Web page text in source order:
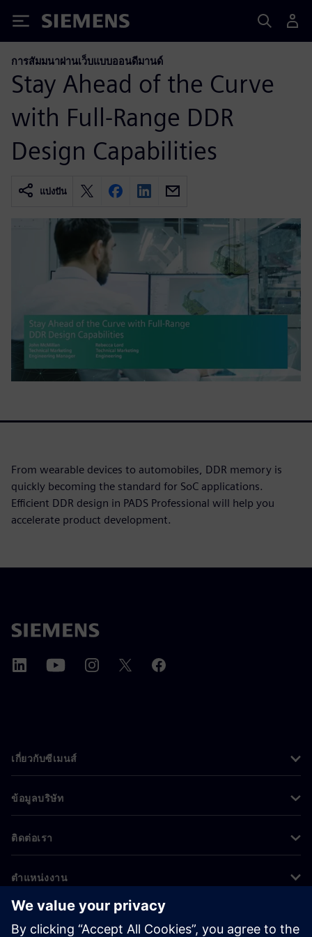
Siemens
การสัมมนาผ่านเว็บแบบออนดีมานด์
Stay Ahead of the Curve
with Full-Range DDR
Design Capabilities
แบ่งปัน
From wearable devices to automobiles, DDR memory is
quickly becoming the standard for SoC applications.
Efficient DDR design in PADS Professional will help you
accelerate product development.
เกี่ยวกับซีเมนส์
ข้อมูลบริษัท
ติดต่อเรา
ตำแหน่งงาน